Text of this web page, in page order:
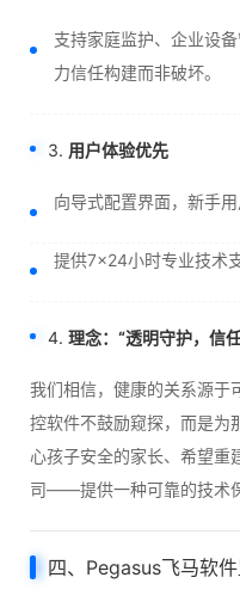
支持家庭监护、企业设
力信任构建而非破坏。
3. 用户体验优先
向导式配置界面，新手
提供7×24小时专业技术
4. 理念：“透明守护，信
我们相信，健康的关系源于
控软件不鼓励窥探，而是为
心孩子安全的家长、希望重
司——提供一种可靠的技术
四、Pegasus飞马软